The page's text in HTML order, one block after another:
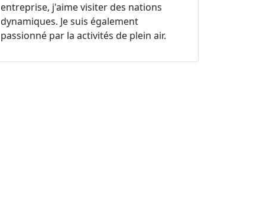
entreprise, j'aime visiter des nations
dynamiques. Je suis également
passionné par la activités de plein air.